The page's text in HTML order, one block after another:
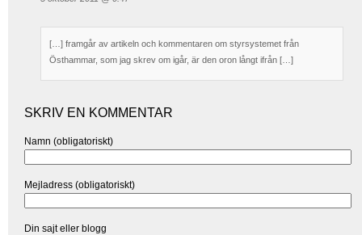
[…] framgår av artikeln och kommentaren om styrsystemet från
Östhammar, som jag skrev om igår, är den oron långt ifrån […]
SKRIV EN KOMMENTAR
Namn (obligatoriskt)
Mejladress (obligatoriskt)
Din sajt eller blogg